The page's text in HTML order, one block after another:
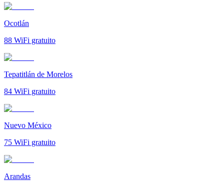
Ocotlán
88 WiFi gratuito
Tepatitlán de Morelos
84 WiFi gratuito
Nuevo México
75 WiFi gratuito
Arandas